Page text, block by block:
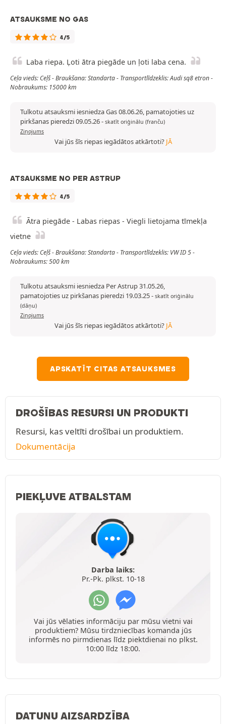
ATSAUKSME NO GAS
4/5
Laba riepa. Ļoti ātra piegāde un ļoti laba cena.
Ceļa vieds: Ceļš - Braukšana: Standarta - Transportlīdzeklis: Audi sq8 etron -
Nobraukums: 15000 km
Tulkotu atsauksmi iesniedza Gas 08.06.26, pamatojoties uz
pirkšanas pieredzi 09.05.26- skatīt oriģinālu (franču)
Ziņojums
Vai jūs šīs riepas iegādātos atkārtoti? JĀ
ATSAUKSME NO PER ASTRUP
4/5
Ātra piegāde - Labas riepas - Viegli lietojama tīmekļa
vietne
Ceļa vieds: Ceļš - Braukšana: Standarta - Transportlīdzeklis: VW ID 5 -
Nobraukums: 500 km
Tulkotu atsauksmi iesniedza Per Astrup 31.05.26,
pamatojoties uz pirkšanas pieredzi 19.03.25- skatīt oriģinālu
(dāņu)
Ziņojums
Vai jūs šīs riepas iegādātos atkārtoti? JĀ
APSKATĪT CITAS ATSAUKSMES
DROŠĪBAS RESURSI UN PRODUKTI
Resursi, kas veltīti drošībai un produktiem.
Dokumentācija
PIEKĻUVE ATBALSTAM
Darba laiks:
Pr.-Pk. plkst. 10-18
Vai jūs vēlaties informāciju par mūsu vietni vai
produktiem? Mūsu tirdzniecības komanda jūs
informēs no pirmdienas līdz piektdienai no plkst.
10:00 līdz 18:00.
DATUNU AIZSARDZĪBA